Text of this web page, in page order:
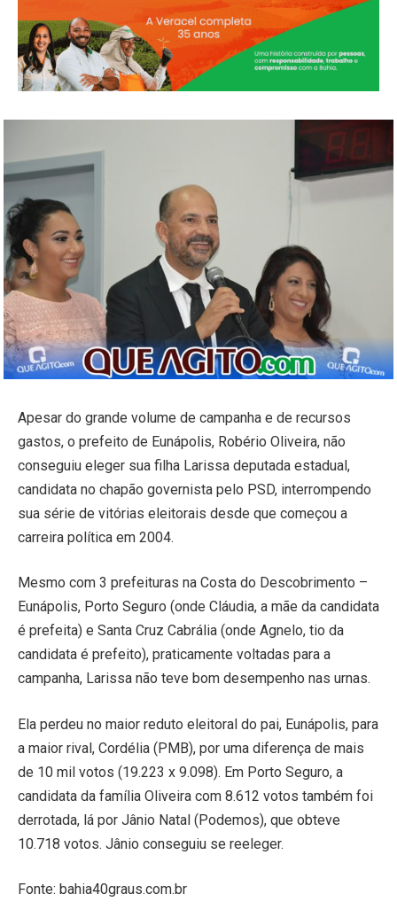
Apesar do grande volume de campanha e de recursos
gastos, o prefeito de Eunápolis, Robério Oliveira, não
conseguiu eleger sua filha Larissa deputada estadual,
candidata no chapão governista pelo PSD, interrompendo
sua série de vitórias eleitorais desde que começou a
carreira política em 2004.
Mesmo com 3 prefeituras na Costa do Descobrimento –
Eunápolis, Porto Seguro (onde Cláudia, a mãe da candidata
é prefeita) e Santa Cruz Cabrália (onde Agnelo, tio da
candidata é prefeito), praticamente voltadas para a
campanha, Larissa não teve bom desempenho nas urnas.
Ela perdeu no maior reduto eleitoral do pai, Eunápolis, para
a maior rival, Cordélia (PMB), por uma diferença de mais
de 10 mil votos (19.223 x 9.098). Em Porto Seguro, a
candidata da família Oliveira com 8.612 votos também foi
derrotada, lá por Jânio Natal (Podemos), que obteve
10.718 votos. Jânio conseguiu se reeleger.
Fonte: bahia40graus.com.br